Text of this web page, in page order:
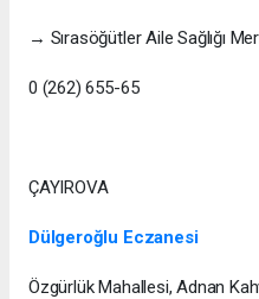
→ Sırasöğütler Aile Sağlığı
0 (262) 655-65
ÇAYIROVA
Dülgeroğlu Eczanesi
Özgürlük Mahallesi, Adnan